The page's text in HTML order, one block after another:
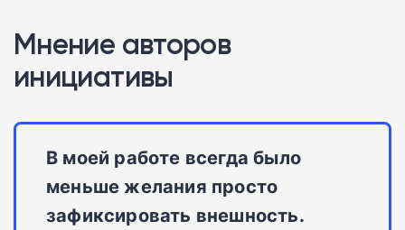
Мнение авторов
инициативы
В моей работе всегда было
меньше желания просто
зафиксировать внешность.